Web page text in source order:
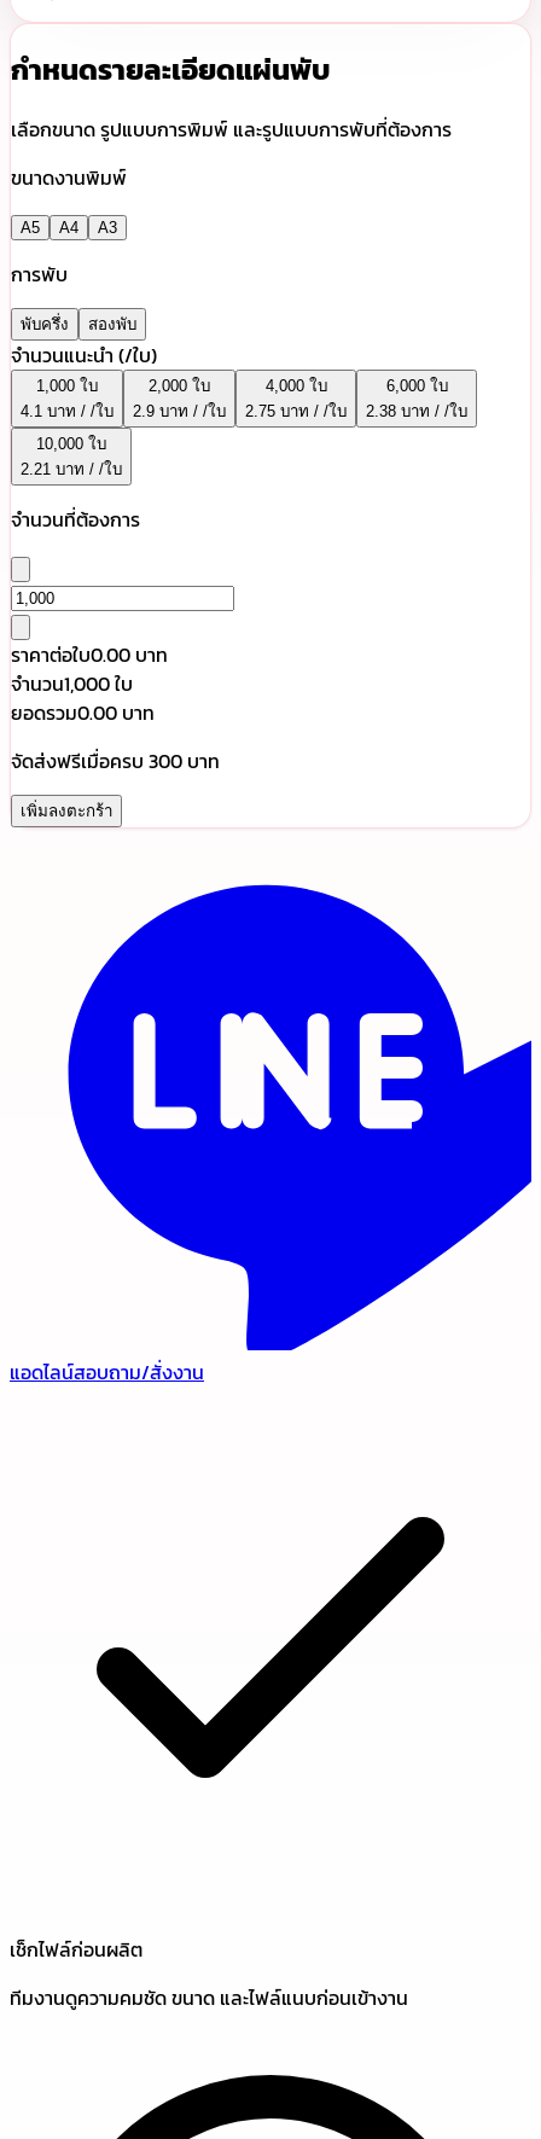
กำหนดรายละเอียดแผ่นพับ
เลือกขนาด รูปแบบการพิมพ์ และรูปแบบการพับที่ต้องการ
ขนาดงานพิมพ์
A5 A4 A3
การพับ
พับครึ่ง สองพับ
จำนวนแนะนำ (/ใบ)
1,000 ใบ
4.1 บาท / /ใบ
2,000 ใบ
2.9 บาท / /ใบ
4,000 ใบ
2.75 บาท / /ใบ
6,000 ใบ
2.38 บาท / /ใบ
10,000 ใบ
2.21 บาท / /ใบ
จำนวนที่ต้องการ
ราคาต่อใบ0.00 บาท
จำนวน1,000 ใบ
ยอดรวม0.00 บาท
จัดส่งฟรีเมื่อครบ 300 บาท
เพิ่มลงตะกร้า
แอดไลน์สอบถาม/สั่งงาน
เช็กไฟล์ก่อนผลิต
ทีมงานดูความคมชัด ขนาด และไฟล์แนบก่อนเข้างาน